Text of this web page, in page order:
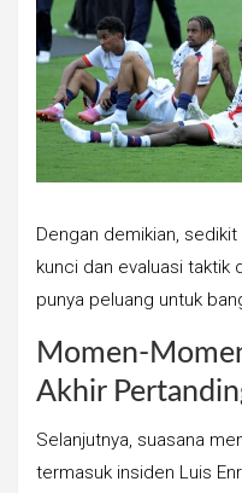
Dengan demikian,
kunci dan evaluasi taktik
punya peluang untuk
Momen-
Akhir
Selanjutnya, suasana
termasuk insiden Luis